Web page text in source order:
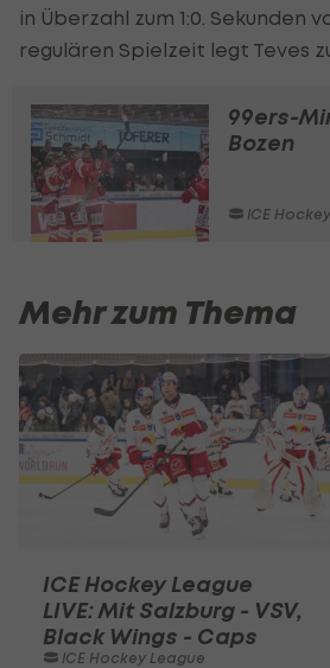
in Überzahl zum 1:0. Sekunden
regulären Spielzeit legt Teves
99ers-
Bozen
ICE
Mehr zum Thema
ICE Hockey League
LIVE: Mit Salzburg - VSV,
Black Wings - Caps
ICE Hockey League